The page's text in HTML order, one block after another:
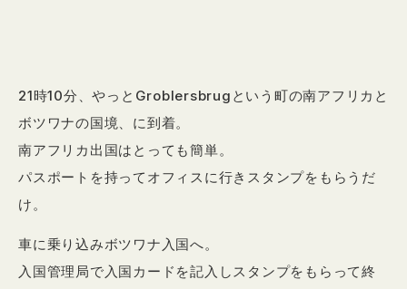
21時10分、やっとGroblersbrugという町の南アフリカと
ボツワナの国境、に到着。
南アフリカ出国はとっても簡単。
パスポートを持ってオフィスに行きスタンプをもらうだ
け。
車に乗り込みボツワナ入国へ。
入国管理局で入国カードを記入しスタンプをもらって終